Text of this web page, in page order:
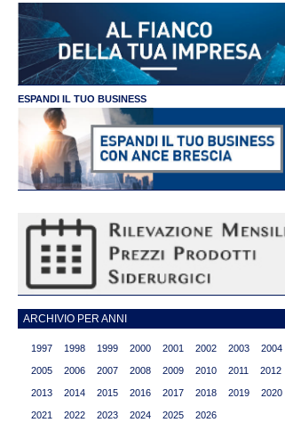
ESPANDI IL TUO BUSINESS
ARCHIVIO PER ANNI
1997 1998 1999 2000 2001 2002 2003 2004
2005 2006 2007 2008 2009 2010 2011 2012
2013 2014 2015 2016 2017 2018 2019 2020
2021 2022 2023 2024 2025 2026